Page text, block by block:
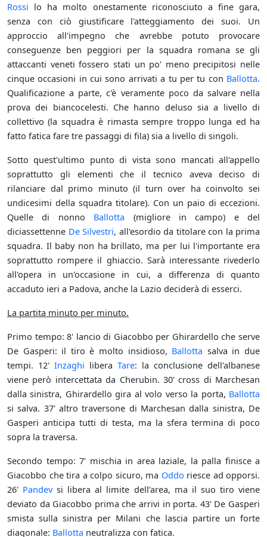
Rossi lo ha molto onestamente riconosciuto a fine gara,
senza con ciò giustificare l'atteggiamento dei suoi. Un
approccio all'impegno che avrebbe potuto provocare
conseguenze ben peggiori per la squadra romana se gli
attaccanti veneti fossero stati un po' meno precipitosi nelle
cinque occasioni in cui sono arrivati a tu per tu con Ballotta.
Qualificazione a parte, c'è veramente poco da salvare nella
prova dei biancocelesti. Che hanno deluso sia a livello di
collettivo (la squadra è rimasta sempre troppo lunga ed ha
fatto fatica fare tre passaggi di fila) sia a livello di singoli.
Sotto quest'ultimo punto di vista sono mancati all'appello
soprattutto gli elementi che il tecnico aveva deciso di
rilanciare dal primo minuto (il turn over ha coinvolto sei
undicesimi della squadra titolare). Con un paio di eccezioni.
Quelle di nonno Ballotta (migliore in campo) e del
diciassettenne De Silvestri, all'esordio da titolare con la prima
squadra. Il baby non ha brillato, ma per lui l'importante era
soprattutto rompere il ghiaccio. Sarà interessante rivederlo
all'opera in un'occasione in cui, a differenza di quanto
accaduto ieri a Padova, anche la Lazio deciderà di esserci.
La partita minuto per minuto.
Primo tempo: 8' lancio di Giacobbo per Ghirardello che serve
De Gasperi: il tiro è molto insidioso, Ballotta salva in due
tempi. 12' Inzaghi libera Tare: la conclusione dell'albanese
viene però intercettata da Cherubin. 30' cross di Marchesan
dalla sinistra, Ghirardello gira al volo verso la porta, Ballotta
si salva. 37' altro traversone di Marchesan dalla sinistra, De
Gasperi anticipa tutti di testa, ma la sfera termina di poco
sopra la traversa.
Secondo tempo: 7' mischia in area laziale, la palla finisce a
Giacobbo che tira a colpo sicuro, ma Oddo riesce ad opporsi.
26' Pandevsi libera al limite dell'area, ma il suo tiro viene
deviato da Giacobbo prima che arrivi in porta. 43' De Gasperi
smista sulla sinistra per Milani che lascia partire un forte
diagonale: Ballotta neutralizza con fatica.